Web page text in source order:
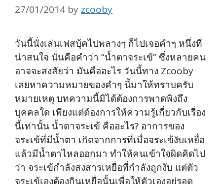
27/01/2014 by zcooby
วันนี้นั่งเล่นเฟสบุ้คไปพลางๆ ก็ไปเจอคำๆ หนึ่งที่
น่าสนใจ นั่นคือคำว่า “น้ำตาจระเข้” ซึ่งหลายคน
อาจจะสงสัยว่า มันคืออะไร วันนี้ทาง Zcooby
เลยหาความหมายของคำๆ นี้มาให้ทราบครับ
หมายเหตุ บทความนี้มิได้ต้องการพาดพิงถึง
บุคคลใด เพียงแต่ต้องการให้ความรู้เกี่ยวกับเรื่อง
นี้เท่านั้น น้ำตาจระเข้ คืออะไร? อาการของ
จระเข้ที่มีน้ำตา เกิดจากการที่เมื่อจระเข้งับเหยื่อ
แล้วมีน้ำตาไหลออกมา ทำให้คนเข้าใจผิดคิดไป
ว่า จระเข้กำลังสงสารเหยื่อที่กำลังถูกงับ แต่ตัว
จระเข้เองต้องกินเหยื่อนั้นเพื่อให้ตัวเองอยู่รอด